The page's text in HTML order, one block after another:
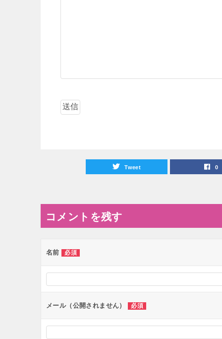
Tweet 0
コメントを残す
名前 必須
メール（公開されません） 必須